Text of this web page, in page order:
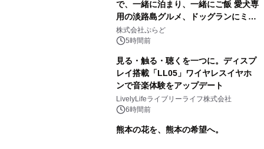
で、一緒に泊まり、一緒にご飯 愛犬専
用の淡路島グルメ、ドッグランにミニ
プール グランピングとトレーラーハウ
スの2施設で
株式会社ぷらど
5時間前
見る・触る・聴くを一つに。ディスプ
レイ搭載「LL05」ワイヤレスイヤホ
ンで音楽体験をアップデート
LivelyLifeライブリーライフ株式会社
6時間前
熊本の花を、熊本の希望へ。